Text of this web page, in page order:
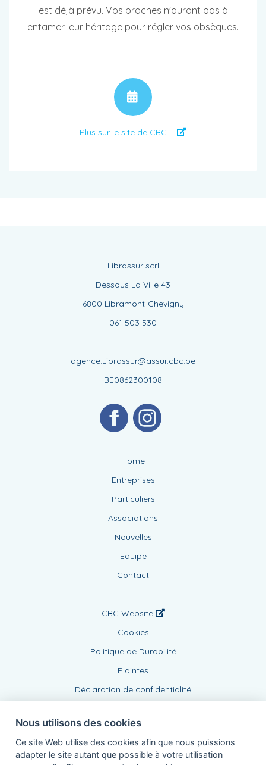
est déjà prévu. Vos proches n'auront pas à
entamer leur héritage pour régler vos obsèques.
Plus sur le site de CBC ...
Librassur scrl
Dessous La Ville 43
6800 Libramont-Chevigny
061 503 530
agence.Librassur@assur.cbc.be
BE0862300108
Home
Entreprises
Particuliers
Associations
Nouvelles
Equipe
Contact
CBC Website
Cookies
Politique de Durabilité
Plaintes
Déclaration de confidentialité
Nous utilisons des cookies
Ce site Web utilise des cookies afin que nous puissions
adapter le site autant que possible à votre utilisation